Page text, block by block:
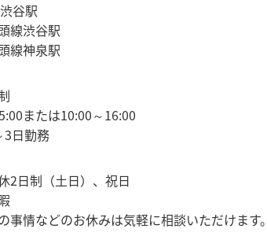
谷駅
線渋谷駅
線神泉駅
または10:00～16:00
3日勤務
2日制（土日）、祝日
事情などのお休みは気軽に相談いただけます。